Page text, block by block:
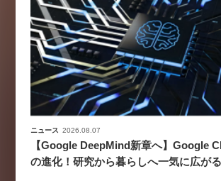
ニュース 2026.08.07
【Google DeepMind新章へ】Google
の進化！研究から暮らしへ一気に広が